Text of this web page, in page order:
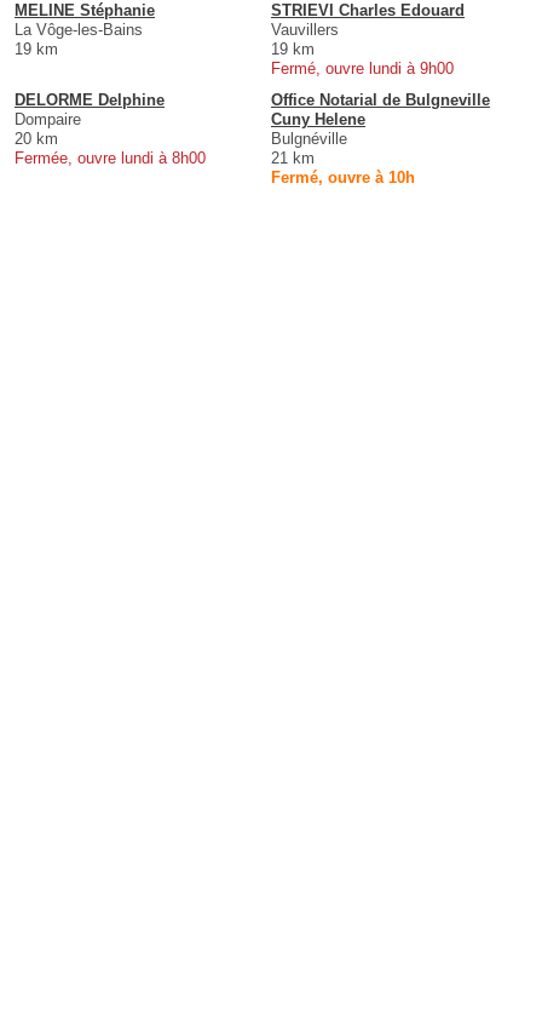
MELINE Stéphanie
La Vôge-les-Bains
19 km
STRIEVI Charles Edouard
Vauvillers
19 km
Fermé, ouvre lundi à 9h00
DELORME Delphine
Dompaire
20 km
Fermée, ouvre lundi à 8h00
Office Notarial de Bulgneville
Cuny Helene
Bulgnéville
21 km
Fermé, ouvre à 10h